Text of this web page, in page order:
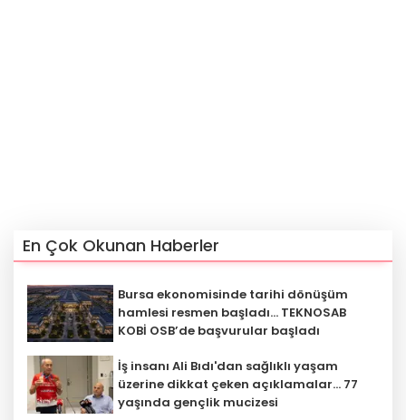
En Çok Okunan Haberler
Bursa ekonomisinde tarihi dönüşüm
hamlesi resmen başladı... TEKNOSAB
KOBİ OSB’de başvurular başladı
İş insanı Ali Bıdı'dan sağlıklı yaşam
üzerine dikkat çeken açıklamalar... 77
yaşında gençlik mucizesi